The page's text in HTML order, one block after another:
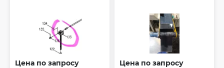
Цена по запросу Цена по запросу